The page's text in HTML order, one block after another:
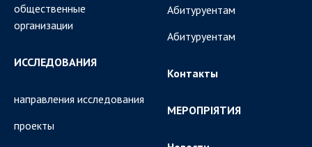
общественные
организации
ИССЛЕДОВАНИЯ
направления исследования
проекты
Абитуруентам
Абитуруентам
Контакты
МЕРОПРІЯТИЯ